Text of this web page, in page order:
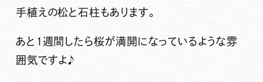
手植えの松と石柱もあります。
あと１週間したら桜が満開になっているような雰
囲気ですよ♪